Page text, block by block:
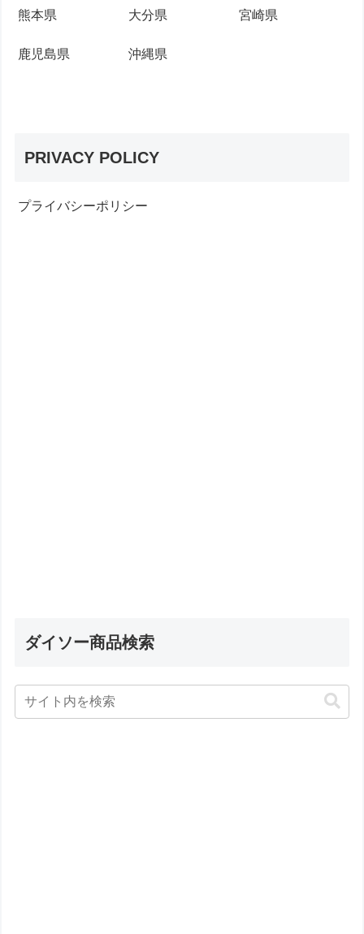
熊本県 大分県 宮崎県
鹿児島県 沖縄県
PRIVACY POLICY
プライバシーポリシー
ダイソー商品検索